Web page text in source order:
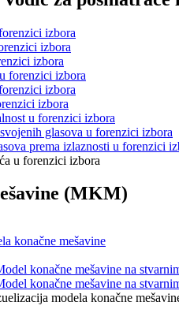
izbora
izbora
izbora
forenzici izbora
izbora
izbora
u forenzici izbora
glasova u forenzici izbora
prema izlaznosti u forenzici
u forenzici izbora
(MKM)
konačne mešavine
konačne mešavine na
konačne mešavine na
modela konačne